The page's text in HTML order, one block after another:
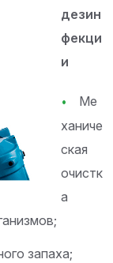
дезин
фекци
и
Ме
ханиче
ская
очистк
а
запаха;